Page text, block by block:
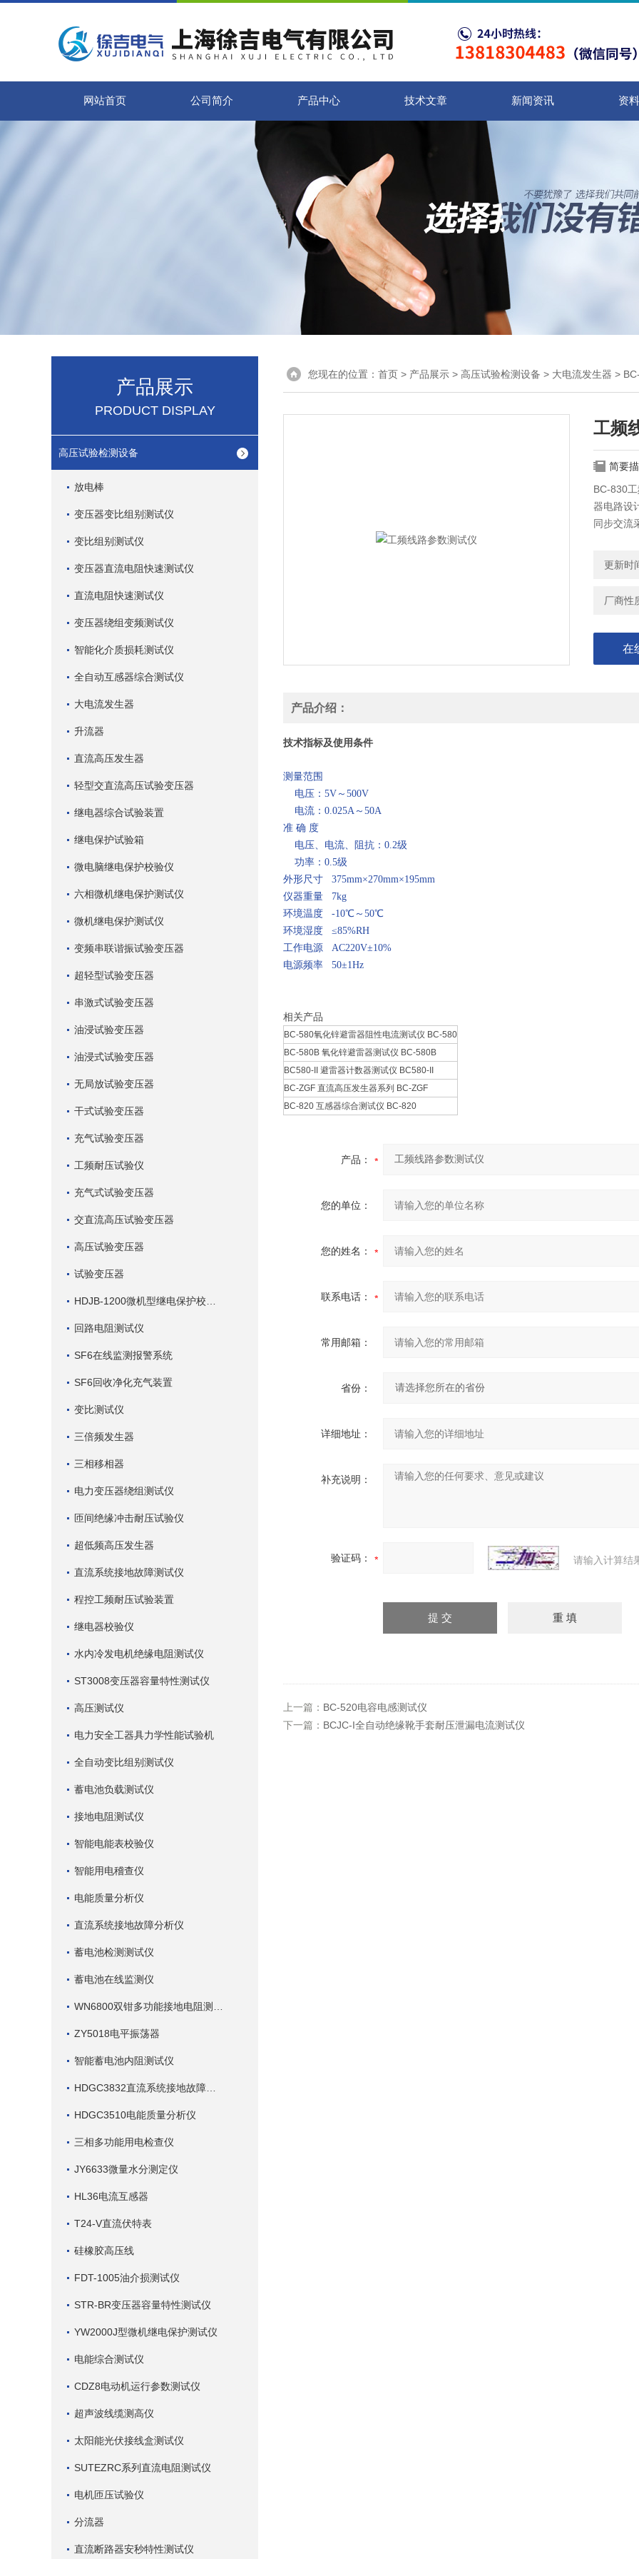
网站首页 公司简介 产品中心 技术文章 新闻资讯 资
产品展示
PRODUCT DISPLAY
高压试验检测设备
放电棒
变压器变比组别测试仪
变比组别测试仪
变压器直流电阻快速测试仪
直流电阻快速测试仪
变压器绕组变频测试仪
智能化介质损耗测试仪
全自动互感器综合测试仪
大电流发生器
升流器
直流高压发生器
轻型交直流高压试验变压器
继电器综合试验装置
继电保护试验箱
微电脑继电保护校验仪
六相微机继电保护测试仪
微机继电保护测试仪
变频串联谐振试验变压器
超轻型试验变压器
串激式试验变压器
油浸试验变压器
油浸式试验变压器
无局放试验变压器
干式试验变压器
充气试验变压器
工频耐压试验仪
充气式试验变压器
交直流高压试验变压器
高压试验变压器
试验变压器
回路电阻测试仪
SF6在线监测报警系统
SF6回收净化充气装置
变比测试仪
三倍频发生器
三相移相器
电力变压器绕组测试仪
匝间绝缘冲击耐压试验仪
超低频高压发生器
直流系统接地故障测试仪
程控工频耐压试验装置
继电器校验仪
水内冷发电机绝缘电阻测试仪
ST3008变压器容量特性测试仪
高压测试仪
电力安全工器具力学性能试验机
全自动变比组别测试仪
蓄电池负载测试仪
接地电阻测试仪
智能电能表校验仪
智能用电稽查仪
电能质量分析仪
直流系统接地故障分析仪
蓄电池检测测试仪
蓄电池在线监测仪
ZY5018电平振荡器
智能蓄电池内阻测试仪
HDGC3510电能质量分析仪
三相多功能用电检查仪
JY6633微量水分测定仪
HL36电流互感器
T24-V直流伏特表
硅橡胶高压线
FDT-1005油介损测试仪
STR-BR变压器容量特性测试仪
YW2000J型微机继电保护测试仪
电能综合测试仪
CDZ8电动机运行参数测试仪
超声波线缆测高仪
太阳能光伏接线盒测试仪
SUTEZRC系列直流电阻测试仪
电机匝压试验仪
分流器
直流断路器安秒特性测试仪
您现在的位置： 首页 > 产品展示 > 高压试验检测设备 > 大电流发生器 >
工频
简要
BC-830
器电路设
同步交流
配备高
更新时
厂商性
在
产品介绍：
技术指标及使用条件
测量范围
电压：5V～500V
电流：0.025A～50A
准 确 度
电压、电流、阻抗：0.2级
功率：0.5级
外形尺寸 375mm×270mm×195mm
仪器重量 7kg
环境温度 -10℃～50℃
环境湿度 ≤85%RH
工作电源 AC220V±10%
电源频率 50±1Hz
相关产品
BC-580氧化锌避雷器阻性电流测试仪 BC-580
BC-580B 氧化锌避雷器测试仪 BC-580B
BC580-II 避雷器计数器测试仪 BC580-II
BC-ZGF 直流高压发生器系列 BC-ZGF
BC-820 互感器综合测试仪 BC-820
产品：
您的单位：
您的姓名：
联系电话：
常用邮箱：
省份：
详细地址：
补充说明：
验证码： 请输入计算结
上一篇： BC-520电容电感测试仪
下一篇： BCJC-I全自动绝缘靴手套耐压泄漏电流测试仪